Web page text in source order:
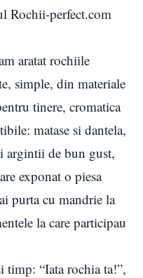
Rochii-perfect.com
aratat rochiile
simple, din materiale
tinere, cromatica
matase si dantela,
argintii de bun gust,
exponat o piesa
purta cu mandrie la
la care participau
timp: “Iata rochia ta!”,